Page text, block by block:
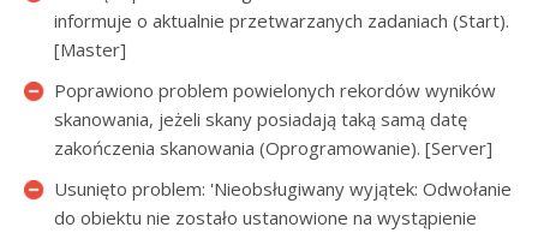
informuje o aktualnie przetwarzanych zadaniach (Start).
[Master]
Poprawiono problem powielonych rekordów wyników
skanowania, jeżeli skany posiadają taką samą datę
zakończenia skanowania (Oprogramowanie). [Server]
Usunięto problem: 'Nieobsługiwany wyjątek: Odwołanie
do obiektu nie zostało ustanowione na wystąpienie